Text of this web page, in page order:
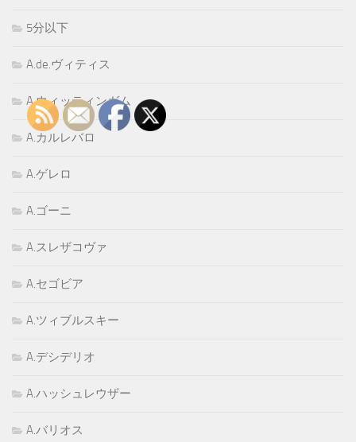
5分以下
A.de.ヴィティス
A.ウィッティンガム
A.カルレバロ
A.ゲレロ
A.ゴーニ
A.スレザコヴァ
A.セゴビア
A.ツィブルスキー
A.デシデリオ
A.ハッシュレウザー
A.バリオス